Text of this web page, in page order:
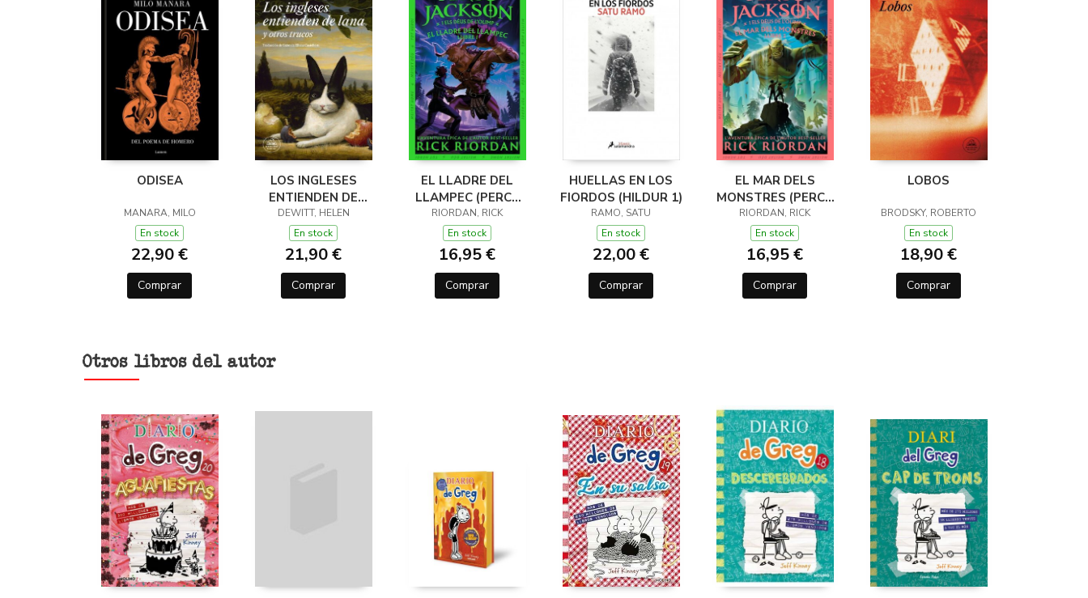
ODISEA
MANARA, MILO
En stock
22,90 €
Comprar
LOS INGLESES
ENTIENDEN DE
LANA (Y OTROS
TRUCOS)
DEWITT, HELEN
En stock
21,90 €
Comprar
EL LLADRE DEL
LLAMPEC (PERCY
JACKSON I ELS
DÉUS DE L'OLIMP 1)
RIORDAN, RICK
En stock
16,95 €
Comprar
HUELLAS EN LOS
FIORDOS (HILDUR 1)
RAMO, SATU
En stock
22,00 €
Comprar
EL MAR DELS
MONSTRES (PERCY
JACKSON I ELS
DÉUS DE L'OLIMP 2)
RIORDAN, RICK
En stock
16,95 €
Comprar
LOBOS
BRODSKY, ROBERTO
En stock
18,90 €
Comprar
Otros libros del autor